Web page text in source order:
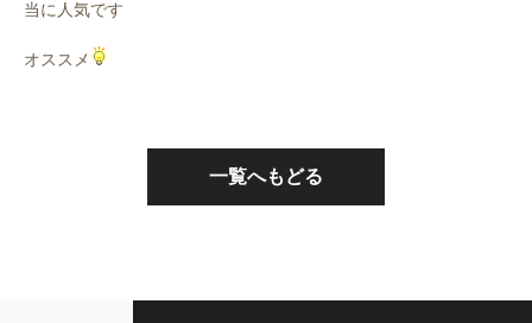
当に人気です
オススメ
一覧へもどる